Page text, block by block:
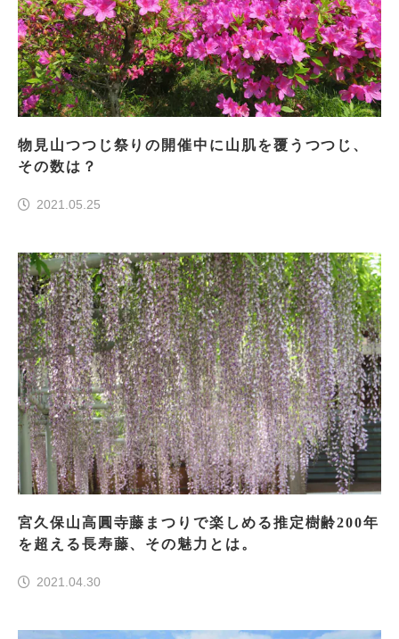
物見山つつじ祭りの開催中に山肌を覆うつつじ、
その数は？
2021.05.25
宮久保山高圓寺藤まつりで楽しめる推定樹齢200年
を超える長寿藤、その魅力とは。
2021.04.30